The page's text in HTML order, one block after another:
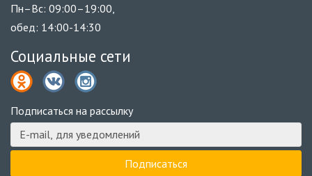
Пн–Вс: 09:00–19:00,
обед: 14:00-14:30
Социальные сети
Подписаться на рассылку